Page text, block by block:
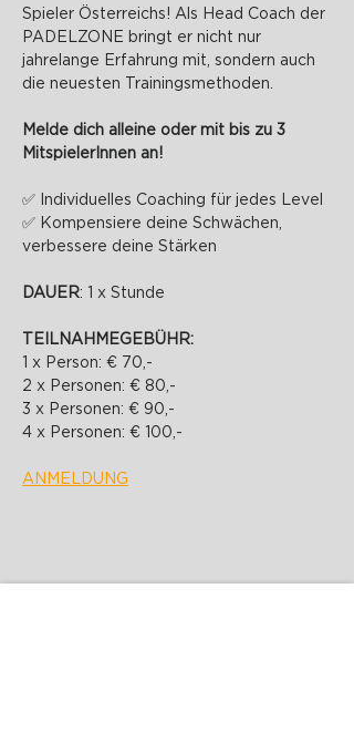
Spieler Österreichs! Als Head Coach der
PADELZONE bringt er nicht nur
jahrelange Erfahrung mit, sondern auch
die neuesten Trainingsmethoden.
Melde dich alleine oder mit bis zu 3
MitspielerInnen an!
✅ Individuelles Coaching für jedes Level
✅ Kompensiere deine Schwächen,
verbessere deine Stärken
DAUER: 1 x Stunde
TEILNAHMEGEBÜHR:
1 x Person: € 70,-
2 x Personen: € 80,-
3 x Personen: € 90,-
4 x Personen: € 100,-
ANMELDUNG